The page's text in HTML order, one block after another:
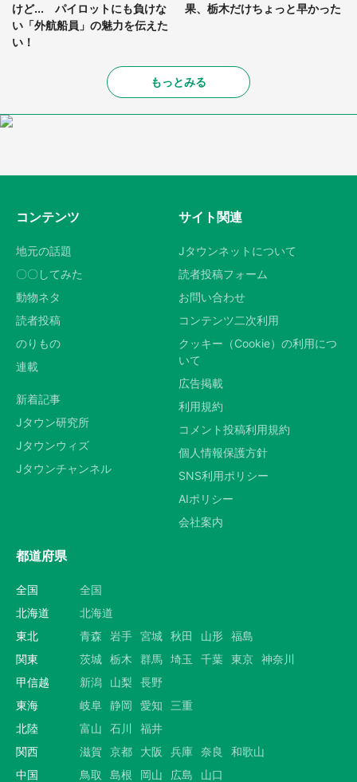
けど... パイロットにも負けな
い「外航船員」の魅力を伝えた
い！
果、栃木だけちょっと早かった
もっとみる
コンテンツ
地元の話題
〇〇してみた
動物ネタ
読者投稿
のりもの
連載
新着記事
Jタウン研究所
Jタウンウィズ
Jタウンチャンネル
サイト関連
Jタウンネットについて
読者投稿フォーム
お問い合わせ
コンテンツ二次利用
クッキー（Cookie）の利用につ
いて
広告掲載
利用規約
コメント投稿利用規約
個人情報保護方針
SNS利用ポリシー
AIポリシー
会社案内
都道府県
全国
全国
北海道
北海道
東北
青森 岩手 宮城 秋田 山形 福島
関東
茨城 栃木 群馬 埼玉 千葉 東京 神奈川
甲信越
新潟 山梨
長野
東海
岐阜 静岡 愛知
三重
北陸
富山 石川
福井
関西
滋賀 京都 大阪 兵庫 奈良
和歌山
中国
鳥取 島根 岡山 広島 山口